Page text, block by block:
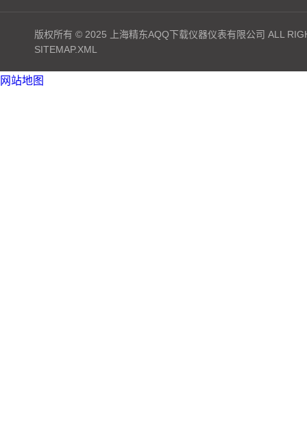
版权所有 © 2025 上海精东AQQ下载仪器仪表有限公司 ALL
SITEMAP.XML
网站地图